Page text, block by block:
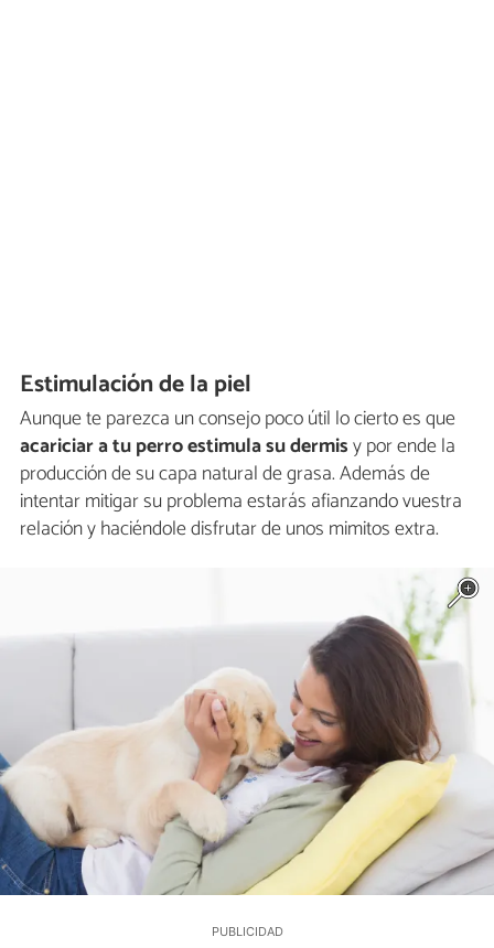
Estimulación de la piel
Aunque te parezca un consejo poco útil lo cierto es que
acariciar a tu perro estimula su dermisy por ende la
producción de su capa natural de grasa. Además de
intentar mitigar su problema estarás afianzando vuestra
relación y haciéndole disfrutar de unos mimitos extra.